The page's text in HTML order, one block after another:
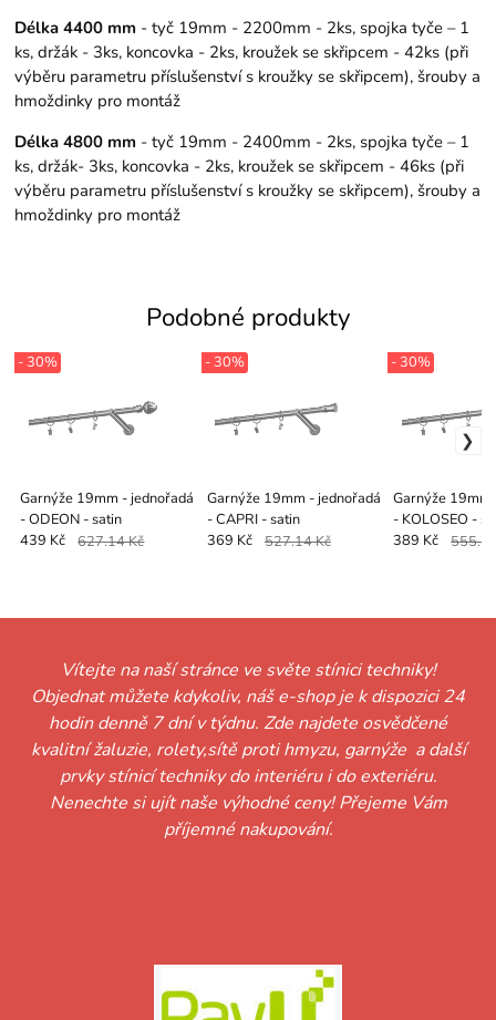
Délka 4400 mm - tyč 19mm - 2200mm - 2ks, spojka tyče – 1
ks, držák - 3ks, koncovka - 2ks, kroužek se skřipcem - 42ks (při
výběru parametru příslušenství s kroužky se skřipcem), šrouby a
hmoždinky pro montáž
Délka 4800 mm - tyč 19mm - 2400mm - 2ks, spojka tyče – 1
ks, držák- 3ks, koncovka - 2ks, kroužek se skřipcem - 46ks (při
výběru parametru příslušenství s kroužky se skřipcem), šrouby a
hmoždinky pro montáž
Podobné produkty
Garnýže 19mm - jednořadá
- ODEON - satin
- 30%
439 Kč 627.14 Kč
Garnýže 19mm - jednořadá
- CAPRI - satin
- 30%
369 Kč 527.14 Kč
Garnýže 19mm
- KOLOSEO -
- 30%
389 Kč
Vítejte na naší stránce ve světe stínici techniky!
Objednat můžete kdykoliv, náš e-shop je k dispozici 24
hodin denně 7 dní v týdnu. Zde najdete osvědčené
kvalitní žaluzie, rolety,sítě proti hmyzu, garnýže a další
prvky stínicí techniky do interiéru i do exteriéru.
Nenechte si ujít naše výhodné ceny! Přejeme Vám
příjemné nakupování.